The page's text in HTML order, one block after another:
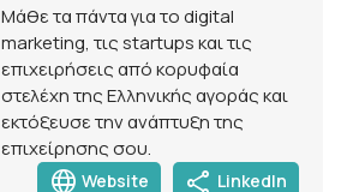
Μάθε τα πάντα για το digital
marketing, τις startups και τις
επιχειρήσεις από κορυφαία
στελέχη της Ελληνικής αγοράς και
εκτόξευσε την ανάπτυξη της
επιχείρησης σου.
language Website share LinkedIn